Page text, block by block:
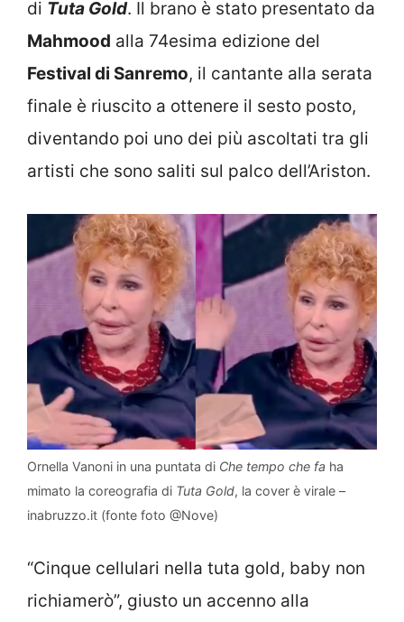
di Tuta Gold. Il brano è stato presentato da
Mahmood alla 74esima edizione del
Festival di Sanremo, il cantante alla serata
finale è riuscito a ottenere il sesto posto,
diventando poi uno dei più ascoltati tra gli
artisti che sono saliti sul palco dell’Ariston.
Ornella Vanoni in una puntata di Che tempo che fa ha
mimato la coreografia di Tuta Gold, la cover è virale –
inabruzzo.it (fonte foto @Nove)
“Cinque cellulari nella tuta gold, baby non
richiamerò”, giusto un accenno alla